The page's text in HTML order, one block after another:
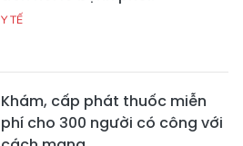
Y TẾ
Khám, cấp phát thuốc miễn
phí cho 300 người có công với